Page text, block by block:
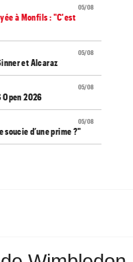
05/08
à Monfils : "C'est
05/08
et Alcaraz
05/08
Open 2026
05/08
soucie d’une prime ?"
05/08